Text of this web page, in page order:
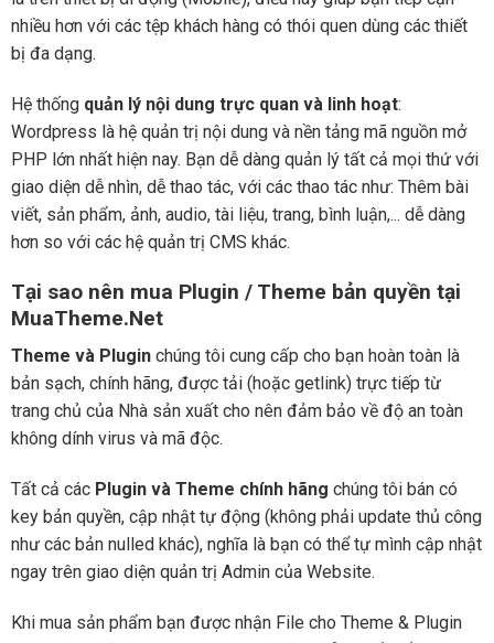
nhiều hơn với các tệp khách hàng có thói quen dùng các thiết
bị đa dạng.
Hệ thống quản lý nội dung trực quan và linh hoạt:
Wordpress là hệ quản trị nội dung và nền tảng mã nguồn mở
PHP lớn nhất hiện nay. Bạn dễ dàng quản lý tất cả mọi thứ với
giao diện dễ nhìn, dễ thao tác, với các thao tác như: Thêm bài
viết, sản phẩm, ảnh, audio, tài liệu, trang, bình luận,... dễ dàng
hơn so với các hệ quản trị CMS khác.
Tại sao nên mua Plugin / Theme bản quyền tại
MuaTheme.Net
Theme và Plugin chúng tôi cung cấp cho bạn hoàn toàn là
bản sạch, chính hãng, được tải (hoặc getlink) trực tiếp từ
trang chủ của Nhà sản xuất cho nên đảm bảo về độ an toàn
không dính virus và mã độc.
Tất cả các Plugin và Theme chính hãng chúng tôi bán có
key bản quyền, cập nhật tự động (không phải update thủ công
như các bản nulled khác), nghĩa là bạn có thể tự mình cập nhật
ngay trên giao diện quản trị Admin của Website.
Khi mua sản phẩm bạn được nhận File cho Theme & Plugin